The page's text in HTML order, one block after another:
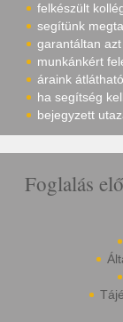
felkészült
segítünk
garantáltan
munkánkért
áraink
ha segítség
bejegyzett
Foglalás